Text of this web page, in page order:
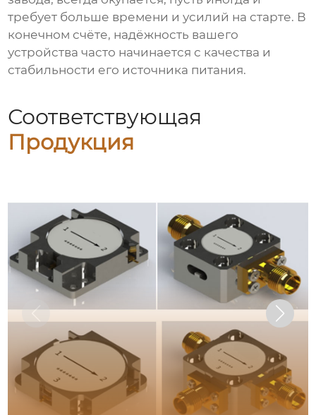
требует больше времени и усилий на старте. В
конечном счёте, надёжность вашего
устройства часто начинается с качества и
стабильности его источника питания.
Соответствующая
Продукция